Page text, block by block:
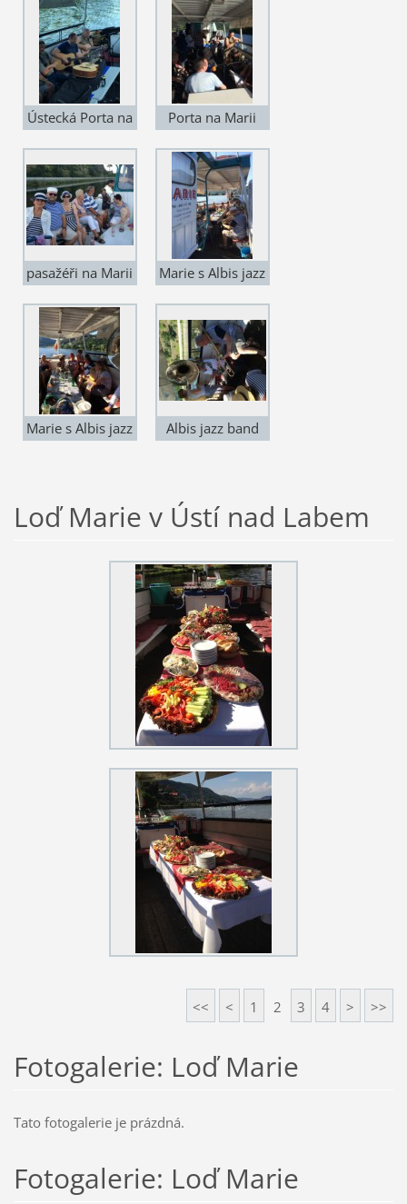
Ústecká Porta na
Porta na Marii
pasažéři na Marii
Marie s Albis jazz
Marie s Albis jazz
Albis jazz band
Loď Marie v Ústí nad Labem
<< < 1 2 3 4 > >>
Fotogalerie: Loď Marie
Tato fotogalerie je prázdná.
Fotogalerie: Loď Marie